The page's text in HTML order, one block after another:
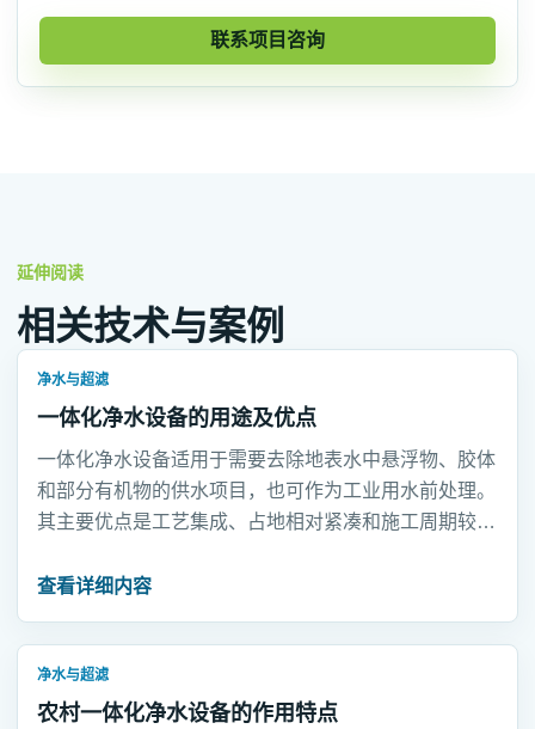
联系项目咨询
延伸阅读
相关技术与案例
净水与超滤
一体化净水设备的用途及优点
一体化净水设备适用于需要去除地表水中悬浮物、胶体
和部分有机物的供水项目，也可作为工业用水前处理。
其主要优点是工艺集成、占地相对紧凑和施工周期较
查看详细内容
净水与超滤
农村一体化净水设备的作用特点